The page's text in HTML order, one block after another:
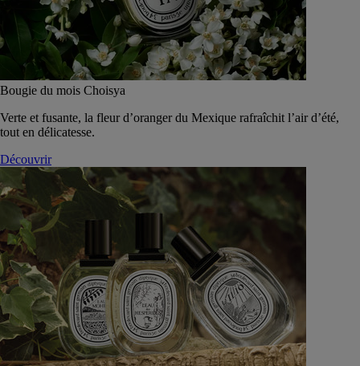
Bougie du mois Choisya
Verte et fusante, la fleur d’oranger du Mexique rafraîchit l’air d’été,
tout en délicatesse.
Découvrir